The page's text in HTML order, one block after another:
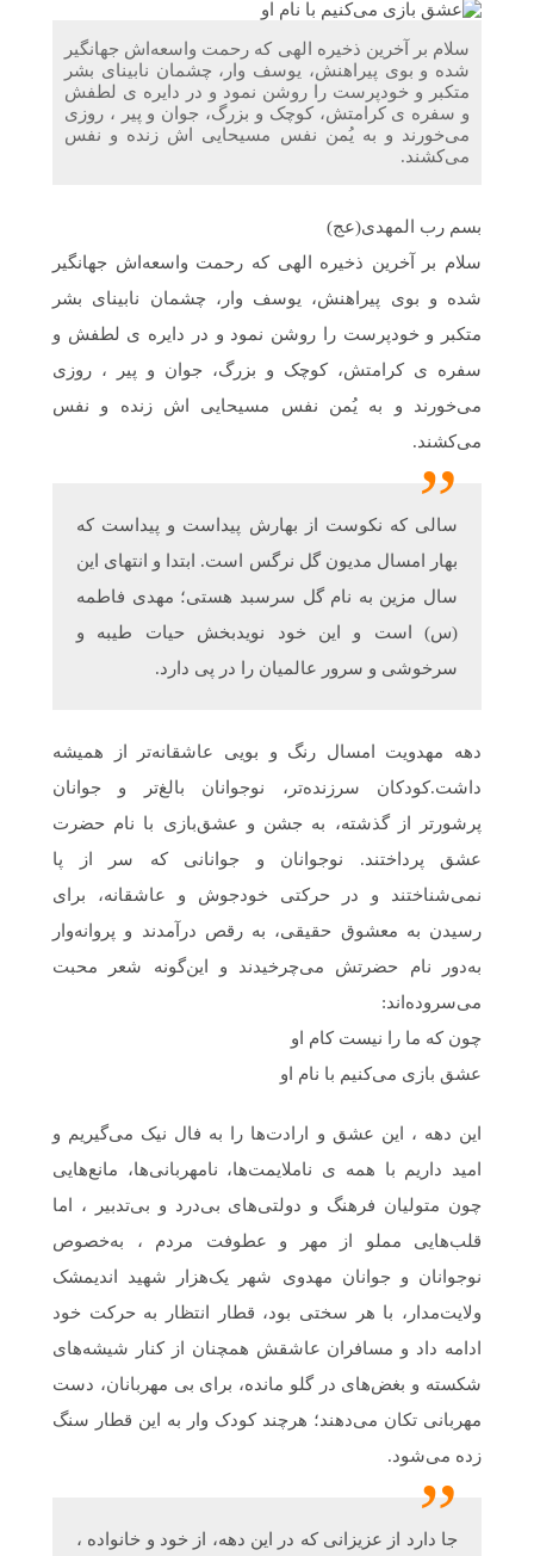
دیدار دبیر موسسه فرهنگی مردمی نغمه های عشق با ریاست
اداره ورزش و جوانان اندیمشک
برگزار شد.
مراسم جشن ولادت امام زمان (عج) و جشن فجر انقلاب
اسلامی و هفته ی جوان در اندیمشک برگزار شد.
تشریح برنامه های دهه مهدویت شبکه فرهنگی مردمی نغمه
های عشق اندیمشک
سلام بر آخرین ذخیره الهی که رحمت واسعه‌اش جهانگیر
شده و بوی پیراهنش، یوسف وار، چشمان نابینای بشر
متکبر و خودپرست را روشن نمود و در دایره ی لطفش
و سفره ی کرامتش، کوچک و بزرگ، جوان و پیر ، روزی
می‌خورند و به یُمن نفس مسیحایی اش زنده و نفس
می‌کشند.
بسم رب المهدی(عج)
سلام بر آخرین ذخیره الهی که رحمت واسعه‌اش جهانگیر
شده و بوی پیراهنش، یوسف وار، چشمان نابینای بشر
متکبر و خودپرست را روشن نمود و در دایره ی لطفش و
سفره ی کرامتش، کوچک و بزرگ، جوان و پیر ، روزی
می‌خورند و به یُمن نفس مسیحایی اش زنده و نفس
می‌کشند.
سالی که نکوست از بهارش پیداست و پیداست که
بهار امسال مدیون گل نرگس است. ابتدا و انتهای این
سال مزین به نام گل سرسبد هستی؛ مهدی فاطمه
(س) است و این خود نویدبخش حیات طیبه و
سرخوشی و سرور عالمیان را در پی دارد.
دهه مهدویت امسال رنگ و بویی عاشقانه‌تر از همیشه
داشت.کودکان سرزنده‌تر، نوجوانان بالغ‌تر و جوانان
پرشورتر از گذشته، به جشن و عشق‌بازی با نام حضرت
عشق پرداختند. نوجوانان و جوانانی که سر از پا
نمی‌شناختند و در حرکتی خودجوش و عاشقانه، برای
رسیدن به معشوق حقیقی، به رقص درآمدند و پروانه‌وار
به‌دور نام حضرتش می‌چرخیدند و این‌گونه شعر محبت
می‌سروده‌اند:
چون‌ که ما را نیست کام او
عشق‌ بازی می‌کنیم با نام او
این دهه ، این عشق و ارادت‌ها را به فال نیک می‌گیریم و
امید داریم با همه ی ناملایمت‌ها، نامهربانی‌ها، مانع‌هایی
چون متولیان فرهنگ و دولتی‌های بی‌درد و بی‌تدبیر ، اما
قلب‌هایی مملو از مهر و عطوفت مردم ، به‌خصوص
نوجوانان و جوانان مهدوی شهر یک‌هزار شهید اندیمشک
ولایت‌مدار، با هر سختی بود، قطار انتظار به حرکت خود
ادامه داد و مسافران عاشقش همچنان از کنار شیشه‌های
شکسته و بغض‌های در گلو مانده، برای بی مهربانان، دست
مهربانی تکان می‌دهند؛ هرچند کودک وار به این قطار سنگ
زده می‌شود.
جا دارد از عزیزانی که در این دهه، از خود و خانواده ،